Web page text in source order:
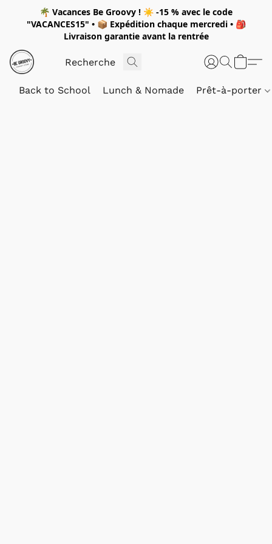
🌴 Vacances Be Groovy ! ☀️ -15 % avec le code
"VACANCES15" • 📦 Expédition chaque mercredi• 🎒
Livraison garantie avant la rentrée
Back to School Lunch & Nomade Prêt-à-porter